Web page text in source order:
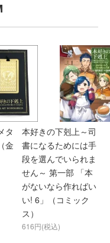
タ
金
本好きの下剋上～司
書になるためには手
段を選んでいられま
せん～ 第一部 「本
がないなら作ればい
い! 6」（コミック
ス）
616円(税込)